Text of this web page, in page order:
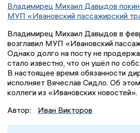
Владимирец Михаил Давыдов
МУП «Ивановский пассажирский
Владимирец Михаил Давыдов в
возглавил МУП «Ивановский
Однако долго на посту не
стало известно, что он ушёл по
В настоящее время обязанности
исполняет Вячеслав Сидло. Об
коллеги из «Ивановских новостей».
Автор:
Иван Викторов